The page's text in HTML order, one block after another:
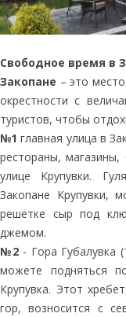
Свободное время в
Закопане – это
окрестности с
туристов, чтобы
№1 главная улица в
рестораны,
улице Крупувки.
Закопане Крупувки,
решетке сыр под
джемом.
№2- Гора Губалувка
можете подняться
Крупувка. Этот
гор, возносится с